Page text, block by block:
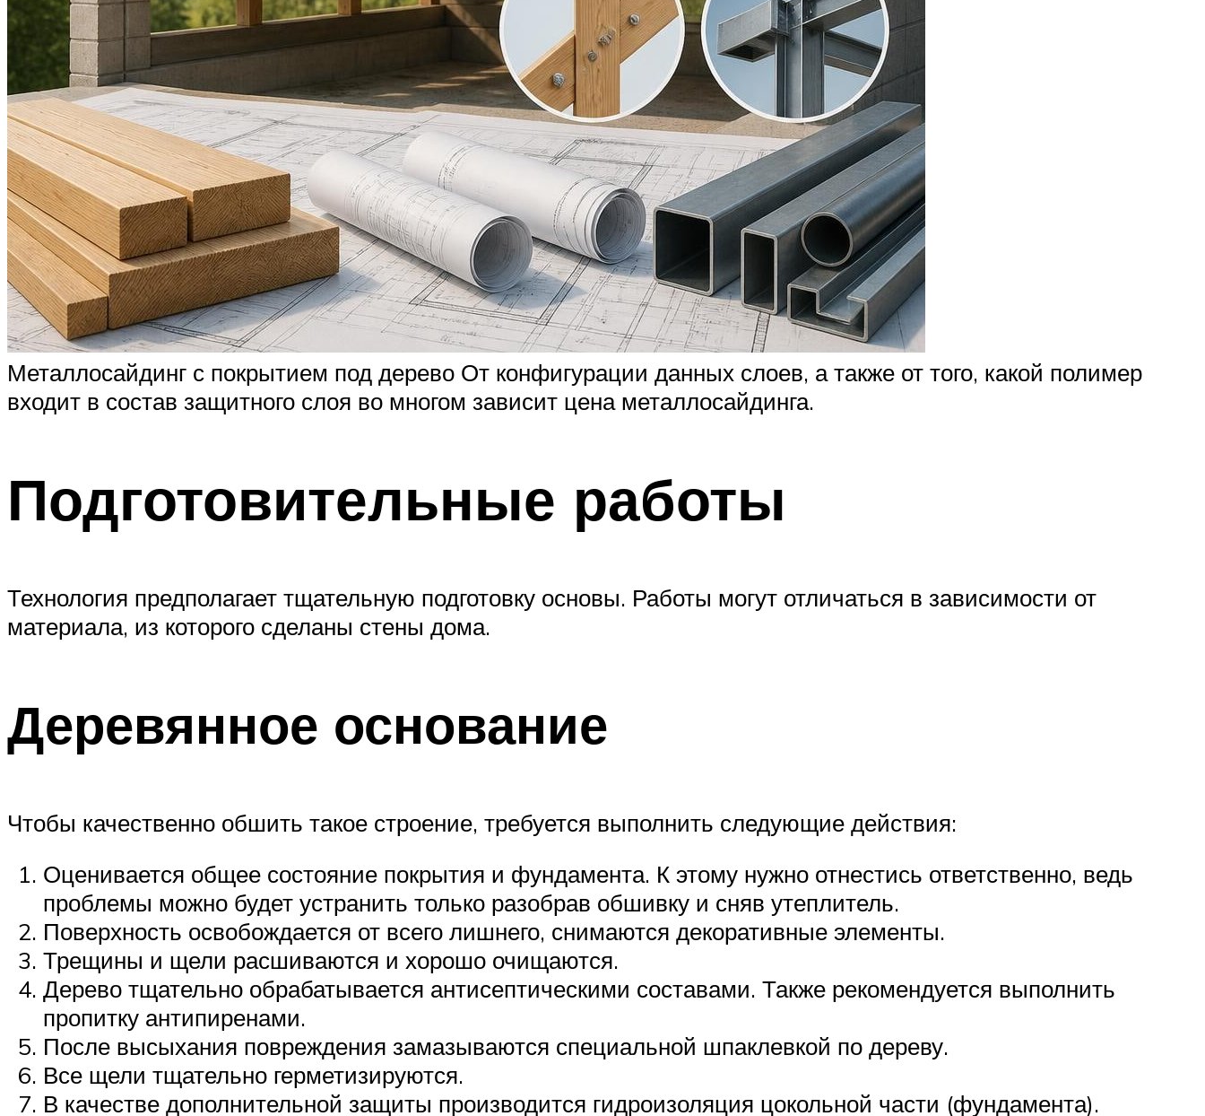
Металлосайдинг с покрытием под дерево От конфигурации данных слоев, а также от того, какой полимер
входит в состав защитного слоя во многом зависит цена металлосайдинга.
Подготовительные работы
Технология предполагает тщательную подготовку основы. Работы могут отличаться в зависимости от
материала, из которого сделаны стены дома.
Деревянное основание
Чтобы качественно обшить такое строение, требуется выполнить следующие действия:
Оценивается общее состояние покрытия и фундамента. К этому нужно отнестись ответственно, ведь
проблемы можно будет устранить только разобрав обшивку и сняв утеплитель.
Поверхность освобождается от всего лишнего, снимаются декоративные элементы.
Трещины и щели расшиваются и хорошо очищаются.
Дерево тщательно обрабатывается антисептическими составами. Также рекомендуется выполнить
пропитку антипиренами.
После высыхания повреждения замазываются специальной шпаклевкой по дереву.
Все щели тщательно герметизируются.
В качестве дополнительной защиты производится гидроизоляция цокольной части (фундамента).